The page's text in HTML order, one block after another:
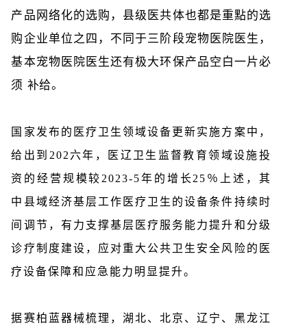
产品网络化的选购，县级医共体也都是重點的选
购企业单位之四，不同于三阶段宠物医院医生，
基本宠物医院医生还有极大环保产品空白一片必
须 补给。
国家发布的医疗卫生领域设备更新实施方案中，
给出到202六年，医辽卫生监督教育领域设施投
资的经营规模较2023-5年的增长25％上述，其
中县域经济基层工作医疗卫生的设备条件持续时
间调节，有力支撑基层医疗服务能力提升和分级
诊疗制度建设，应对重大公共卫生安全风险的医
疗设备保障和应急能力明显提升。
据赛柏蓝器械梳理，湖北、北京、辽宁、黑龙江